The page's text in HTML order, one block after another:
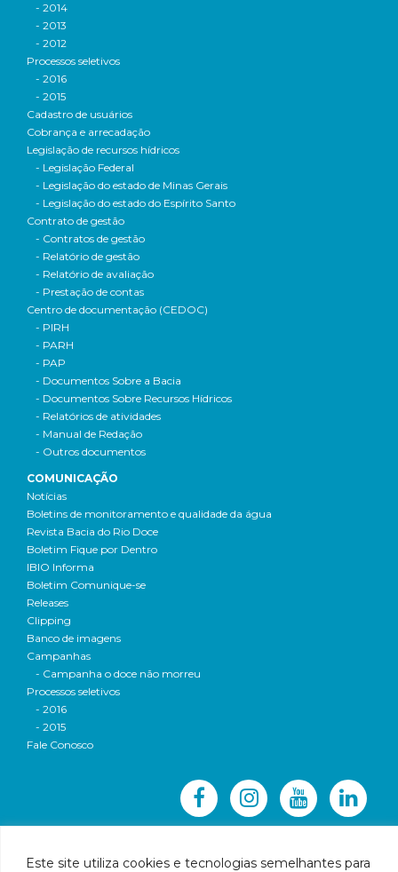
Este site utiliza cookies e tecnologias semelhantes para
- 2014
- 2013
- 2012
Processos seletivos
- 2016
- 2015
Cadastro de usuários
Cobrança e arrecadação
Legislação de recursos hídricos
- Legislação Federal
- Legislação do estado de Minas Gerais
- Legislação do estado do Espírito Santo
Contrato de gestão
- Contratos de gestão
- Relatório de gestão
- Relatório de avaliação
- Prestação de contas
Centro de documentação (CEDOC)
- PIRH
- PARH
- PAP
- Documentos Sobre a Bacia
- Documentos Sobre Recursos Hídricos
- Relatórios de atividades
- Manual de Redação
- Outros documentos
COMUNICAÇÃO
Notícias
Boletins de monitoramento e qualidade da água
Revista Bacia do Rio Doce
Boletim Fique por Dentro
IBIO Informa
Boletim Comunique-se
Releases
Clipping
Banco de imagens
Campanhas
- Campanha o doce não morreu
Processos seletivos
- 2016
- 2015
Fale Conosco